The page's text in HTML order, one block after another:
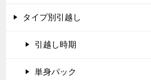
タイプ別引越し
引越し時期
単身パック